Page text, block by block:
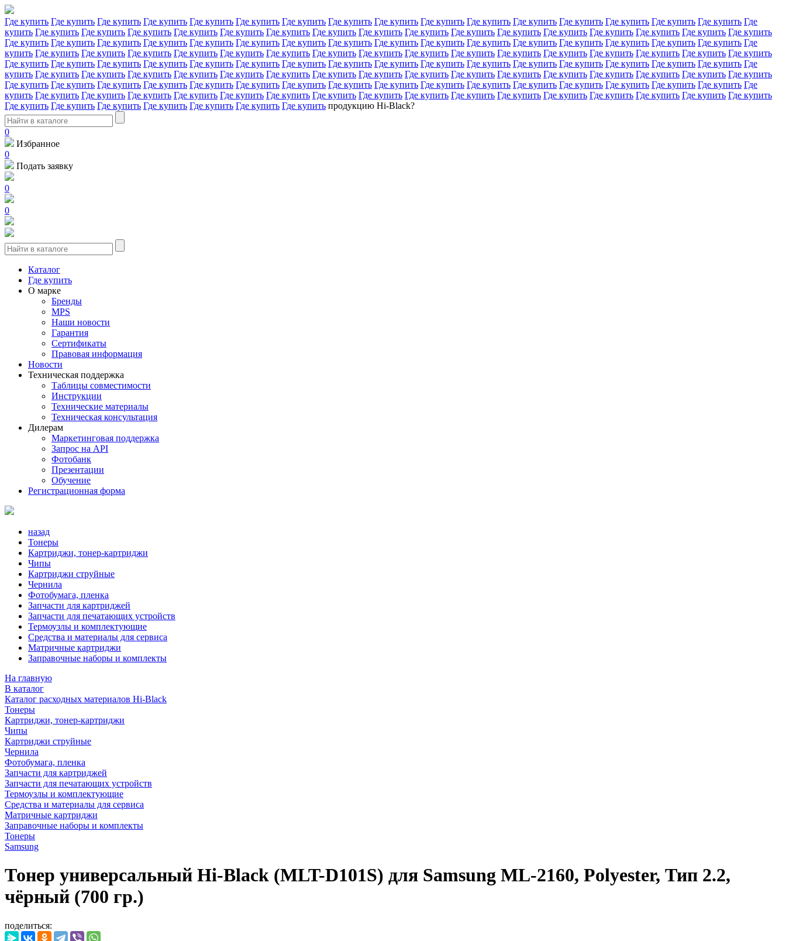
Где купить Где купить Где купить Где купить Где купить Где купить Где купить Где купить Где купить Где купить Где купить Где купить Где купить Где купить Где купить Где купить Где
купить Где купить Где купить Где купить Где купить Где купить Где купить Где купить Где купить Где купить Где купить Где купить Где купить Где купить Где купить Где купить Где купить
Где купить Где купить Где купить Где купить Где купить Где купить Где купить Где купить Где купить Где купить Где купить Где купить Где купить Где купить Где купить Где купить Где
купить Где купить Где купить Где купить Где купить Где купить Где купить Где купить Где купить Где купить Где купить Где купить Где купить Где купить Где купить Где купить Где купить
Где купить Где купить Где купить Где купить Где купить Где купить Где купить Где купить Где купить Где купить Где купить Где купить Где купить Где купить Где купить Где купить Где
купить Где купить Где купить Где купить Где купить Где купить Где купить Где купить Где купить Где купить Где купить Где купить Где купить Где купить Где купить Где купить Где купить
Где купить Где купить Где купить Где купить Где купить Где купить Где купить Где купить Где купить Где купить Где купить Где купить Где купить Где купить Где купить Где купить Где
купить Где купить Где купить Где купить Где купить Где купить Где купить Где купить Где купить Где купить Где купить Где купить Где купить Где купить Где купить Где купить Где купить
Где купить Где купить Где купить Где купить Где купить Где купить Где купить продукцию Hi-Black?
0
Избранное
0
Подать заявку
0
0
Каталог
Где купить
О марке
Бренды
MPS
Наши новости
Гарантия
Сертификаты
Правовая информация
Новости
Техническая поддержка
Таблицы совместимости
Инструкции
Технические материалы
Техническая консультация
Дилерам
Маркетинговая поддержка
Запрос на API
Фотобанк
Презентации
Обучение
Регистрационная форма
назад
Тонеры
Картриджи, тонер-картриджи
Чипы
Картриджи струйные
Чернила
Фотобумага, пленка
Запчасти для картриджей
Запчасти для печатающих устройств
Термоузлы и комплектующие
Средства и материалы для сервиса
Матричные картриджи
Заправочные наборы и комплекты
На главную
В каталог
Каталог расходных материалов Hi-Black
Тонеры
Картриджи, тонер-картриджи
Чипы
Картриджи струйные
Чернила
Фотобумага, пленка
Запчасти для картриджей
Запчасти для печатающих устройств
Термоузлы и комплектующие
Средства и материалы для сервиса
Матричные картриджи
Заправочные наборы и комплекты
Тонеры
Samsung
Тонер универсальный Hi-Black (MLT-D101S) для Samsung ML-2160, Polyester, Тип 2.2,
чёрный (700 гр.)
поделиться: